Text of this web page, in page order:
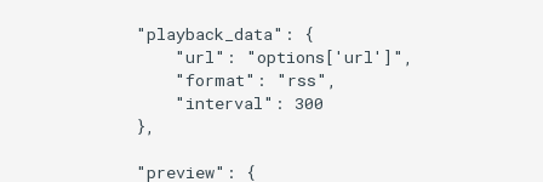
            "playback_data": {
                "url": "options['url']",
                "format": "rss",
                "interval": 300
            },
            "preview": {